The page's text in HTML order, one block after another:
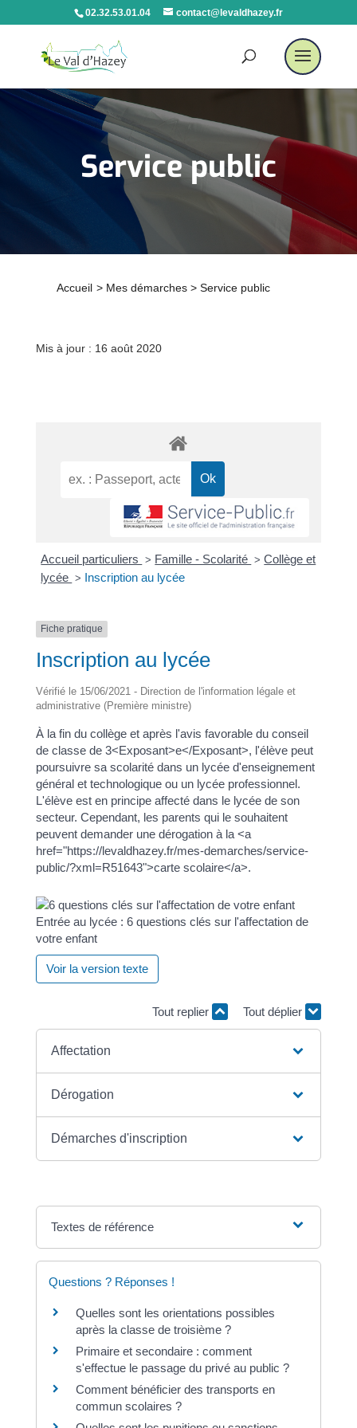
02.32.53.01.04 contact@levaldhazey.fr
Service public
Accueil > Mes démarches > Service public
Mis à jour : 16 août 2020
Accueil particuliers > Famille - Scolarité > Collège et
lycée > Inscription au lycée
Fiche pratique
Inscription au lycée
Vérifié le 15/06/2021 - Direction de l'information légale et
administrative (Première ministre)
À la fin du collège et après l'avis favorable du conseil
de classe de 3<Exposant>e</Exposant>, l'élève peut
poursuivre sa scolarité dans un lycée d'enseignement
général et technologique ou un lycée professionnel.
L'élève est en principe affecté dans le lycée de son
secteur. Cependant, les parents qui le souhaitent
peuvent demander une dérogation à la <a
href="https://levaldhazey.fr/mes-demarches/service-
public/?xml=R51643">carte scolaire</a>.
Entrée au lycée : 6 questions clés sur l'affectation de
votre enfant
Voir la version texte
Tout replier Tout déplier
Affectation
Dérogation
Démarches d'inscription
Textes de référence
Questions ? Réponses !
Quelles sont les orientations possibles
après la classe de troisième ?
Primaire et secondaire : comment
s'effectue le passage du privé au public ?
Comment bénéficier des transports en
commun scolaires ?